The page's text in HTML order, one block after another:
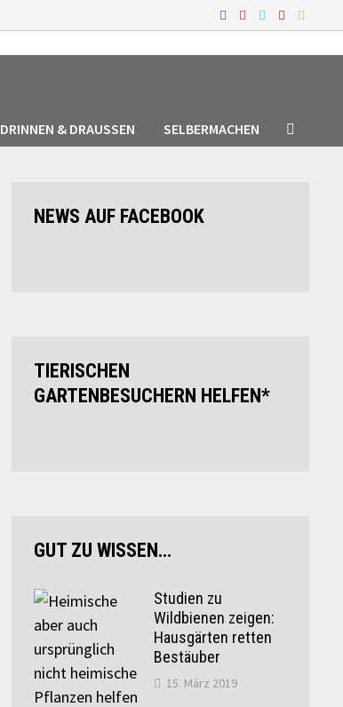
DRINNEN & DRAUSSEN SELBERMACHEN
NEWS AUF FACEBOOK
TIERISCHEN
GARTENBESUCHERN HELFEN*
GUT ZU WISSEN…
Studien zu
Wildbienen zeigen:
Hausgärten retten
Bestäuber
15. März 2019